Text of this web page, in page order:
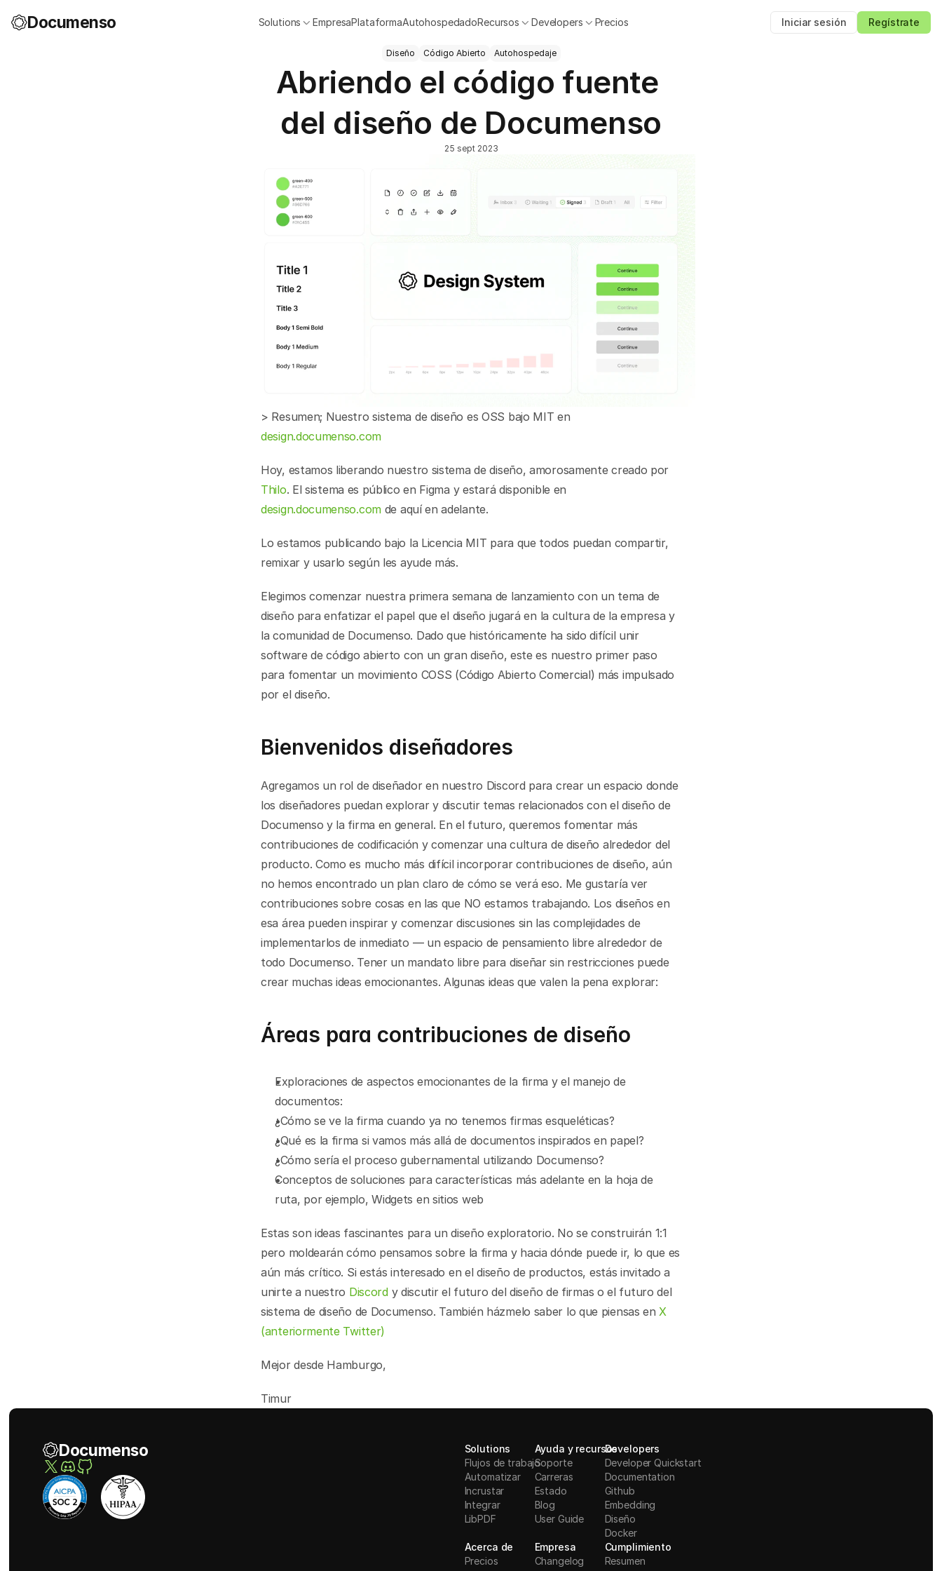
Documenso Solutions EmpresaPlataformaAutohospedadoRecursos Developers Precios Iniciar sesión Regístrate
Diseño Código Abierto Autohospedaje
Abriendo el código fuente
del diseño de Documenso
25 sept 2023
design.documenso.com
Thilo
design.documenso.com de aquí en adelante.
Lo estamos publicando bajo la Licencia MIT para que todos puedan compartir,
remixar y usarlo según les ayude más.
Elegimos comenzar nuestra primera semana de lanzamiento con un tema de
diseño para enfatizar el papel que el diseño jugará en la cultura de la empresa y
la comunidad de Documenso. Dado que históricamente ha sido difícil unir
software de código abierto con un gran diseño, este es nuestro primer paso
para fomentar un movimiento COSS (Código Abierto Comercial) más impulsado
por el diseño.
Bienvenidos diseñadores
Agregamos un rol de diseñador en nuestro Discord para crear un espacio donde
los diseñadores puedan explorar y discutir temas relacionados con el diseño de
Documenso y la firma en general. En el futuro, queremos fomentar más
contribuciones de codificación y comenzar una cultura de diseño alrededor del
producto. Como es mucho más difícil incorporar contribuciones de diseño, aún
no hemos encontrado un plan claro de cómo se verá eso. Me gustaría ver
contribuciones sobre cosas en las que NO estamos trabajando. Los diseños en
esa área pueden inspirar y comenzar discusiones sin las complejidades de
implementarlos de inmediato — un espacio de pensamiento libre alrededor de
todo Documenso. Tener un mandato libre para diseñar sin restricciones puede
crear muchas ideas emocionantes. Algunas ideas que valen la pena explorar:
Áreas para contribuciones de diseño
Exploraciones de aspectos emocionantes de la firma y el manejo de
documentos:
¿Cómo se ve la firma cuando ya no tenemos firmas esqueléticas?
¿Qué es la firma si vamos más allá de documentos inspirados en papel?
¿Cómo sería el proceso gubernamental utilizando Documenso?
Conceptos de soluciones para características más adelante en la hoja de
ruta, por ejemplo, Widgets en sitios web
Estas son ideas fascinantes para un diseño exploratorio. No se construirán 1:1
pero moldearán cómo pensamos sobre la firma y hacia dónde puede ir, lo que es
aún más crítico. Si estás interesado en el diseño de productos, estás invitado a
unirte a nuestro Discord y discutir el futuro del diseño de firmas o el futuro del
sistema de diseño de Documenso. También házmelo saber lo que piensas en X
(anteriormente Twitter)
Mejor desde Hamburgo,
Timur
Documenso
Solutions
Flujos de trabajo
Automatizar
Incrustar
Integrar
LibPDF
Ayuda y recursos
Soporte
Carreras
Estado
Blog
User Guide
Developers
Developer Quickstart
Documentation
Github
Embedding
Diseño
Docker
Acerca de
Precios
Empresa
Changelog
Cumplimiento
Resumen